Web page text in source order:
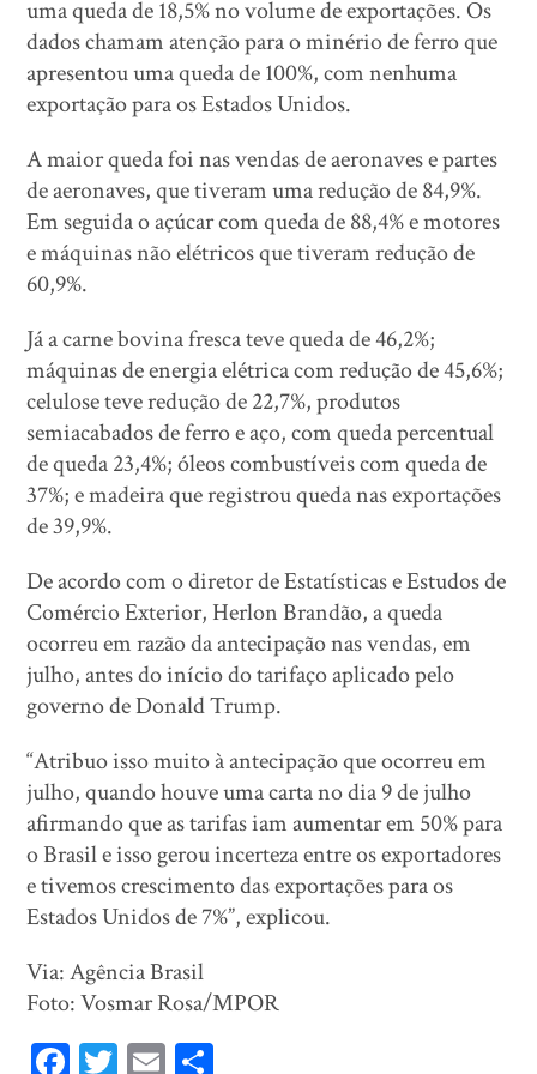
uma queda de 18,5% no volume de exportações. Os
dados chamam atenção para o minério de ferro que
apresentou uma queda de 100%, com nenhuma
exportação para os Estados Unidos.
A maior queda foi nas vendas de aeronaves e partes
de aeronaves, que tiveram uma redução de 84,9%.
Em seguida o açúcar com queda de 88,4% e motores
e máquinas não elétricos que tiveram redução de
60,9%.
Já a carne bovina fresca teve queda de 46,2%;
máquinas de energia elétrica com redução de 45,6%;
celulose teve redução de 22,7%, produtos
semiacabados de ferro e aço, com queda percentual
de queda 23,4%; óleos combustíveis com queda de
37%; e madeira que registrou queda nas exportações
de 39,9%.
De acordo com o diretor de Estatísticas e Estudos de
Comércio Exterior, Herlon Brandão, a queda
ocorreu em razão da antecipação nas vendas, em
julho, antes do início do tarifaço aplicado pelo
governo de Donald Trump.
“Atribuo isso muito à antecipação que ocorreu em
julho, quando houve uma carta no dia 9 de julho
afirmando que as tarifas iam aumentar em 50% para
o Brasil e isso gerou incerteza entre os exportadores
e tivemos crescimento das exportações para os
Estados Unidos de 7%”, explicou.
Via: Agência Brasil
Foto: Vosmar Rosa/MPOR
Fa T E